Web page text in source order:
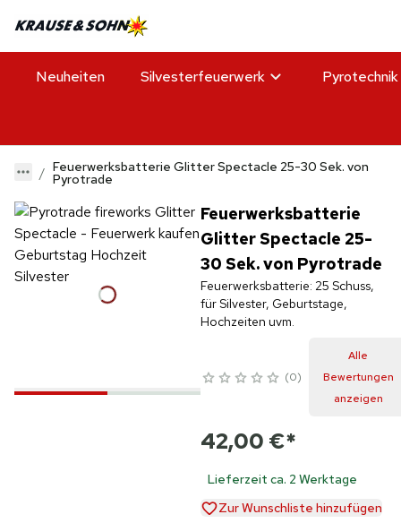
Neuheiten Silvesterfeuerwerk Pyrotechnik
Feuerwerksbatterie Glitter Spectacle 25-30 Sek. von
Pyrotrade
Feuerwerksbatterie
Glitter Spectacle 25-
30 Sek. von Pyrotrade
Feuerwerksbatterie: 25 Schuss,
für Silvester, Geburtstage,
Hochzeiten uvm.
0
Alle
Bewertungen
anzeigen
42,00 €*
Lieferzeit ca. 2 Werktage
Zur Wunschliste hinzufügen